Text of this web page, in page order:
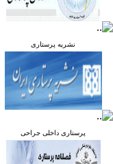
نشریه پرستاری
پرستاری داخلی جراحی